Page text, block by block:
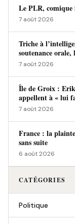
Le PLR,
7 août 2026
Triche à
soutenance orale,
7 août 2026
Île de Groix : Erik
appellent à « lui
7 août 2026
France : la
sans suite
6 août 2026
CATÉGORIES
Politique